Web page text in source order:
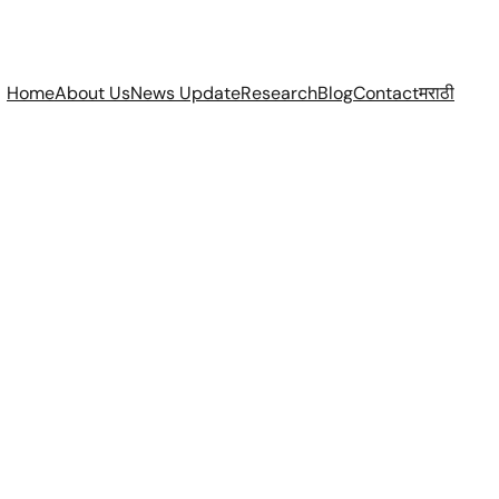
HomeAbout UsNews UpdateResearchBlogContactमराठी